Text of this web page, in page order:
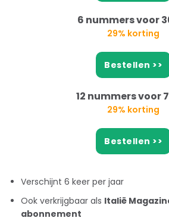
6 nummers voor
29% korting
Bestellen >>
12 nummers voor
29% korting
Bestellen >>
Verschijnt 6 keer per jaar
Ook verkrijgbaar als Italië
abonnement